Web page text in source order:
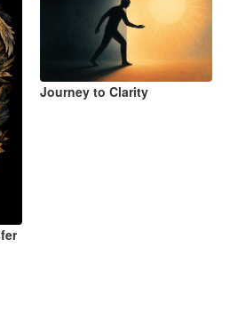
Journey to Clarity